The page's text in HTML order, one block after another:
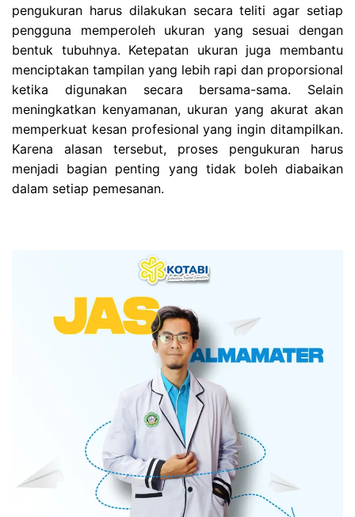
pengukuran harus dilakukan secara teliti agar setiap
pengguna memperoleh ukuran yang sesuai dengan
bentuk tubuhnya. Ketepatan ukuran juga membantu
menciptakan tampilan yang lebih rapi dan proporsional
ketika digunakan secara bersama-sama. Selain
meningkatkan kenyamanan, ukuran yang akurat akan
memperkuat kesan profesional yang ingin ditampilkan.
Karena alasan tersebut, proses pengukuran harus
menjadi bagian penting yang tidak boleh diabaikan
dalam setiap pemesanan.